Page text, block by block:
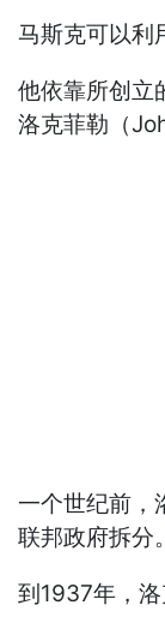
马斯克可以利
他依靠所创立
洛克菲勒（
一个世纪前，
联邦政府拆分。
到1937年，